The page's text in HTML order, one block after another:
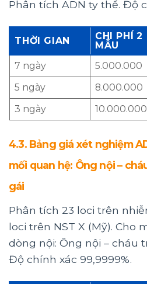
Phân tích ADN ty thể. Độ
THỜI GIAN
CHI PHÍ 2
MẪU
7 ngày 5.000.000
5 ngày
8.000.000
3 ngày
10.000.000
4.3. Bảng giá xét nghiệm
mối quan hệ: Ông nội –
gái
Phân tích 23 loci trên
loci trên NST X (Mỹ). Cho
dòng nội: Ông nội – cháu
Độ chính xác 99,9999%.